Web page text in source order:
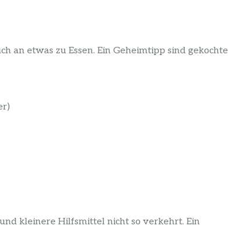
an etwas zu Essen. Ein Geheimtipp sind gekochte
kleinere Hilfsmittel nicht so verkehrt. Ein